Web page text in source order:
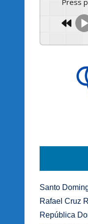
Press
Santo
Rafael Cruz
República